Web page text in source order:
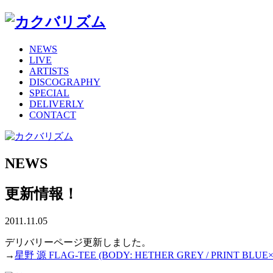
NEWS
LIVE
ARTISTS
DISCOGRAPHY
SPECIAL
DELIVERLY
CONTACT
NEWS
更新情報！
2011.11.05
デリバリーページ更新しました。
→星野 源 FLAG-TEE (BODY: HETHER GREY / PRINT